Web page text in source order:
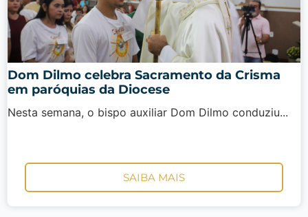
Dom Dilmo celebra Sacramento da Crisma
em paróquias da Diocese
Nesta semana, o bispo auxiliar Dom Dilmo conduziu...
SAIBA MAIS